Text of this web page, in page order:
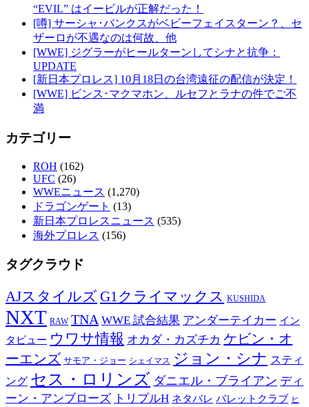
“EVIL” はイービルが正解だった！
[噂] サーシャ･バンクスがベビーフェイスターン？、セ
ザーロが不遇なのは何故、他
[WWE] ジグラーがヒールターンしてシナと抗争：
UPDATE
[新日本プロレス] 10月18日の台湾遠征の配信が決定！
[WWE] ビンス･マクマホン、ルセフとラナの件でご不
満
カテゴリー
ROH (162)
UFC (26)
WWEニュース (1,270)
ドラゴンゲート (13)
新日本プロレスニュース (535)
海外プロレス (156)
タグクラウド
AJスタイルズ G1クライマックス KUSHIDA
NXT RAW TNA WWE 試合結果 アンダーテイカー イン
タビュー ウワサ情報 オカダ・カズチカ ケビン・オ
ーエンズ サモア・ジョー シェイマス ジョン・シナ スティ
ング セス・ロリンズ ダニエル・ブライアン ディ
ーン・アンブローズ トリプルH ネタバレ バレットクラブ ヒ